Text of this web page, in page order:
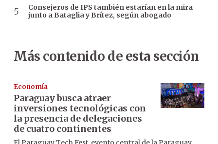
Consejeros de IPS también estarían en la mira
junto a Bataglia y Brítez, según abogado
Más contenido de esta sección
Economía
Paraguay busca atraer
inversiones tecnológicas con
la presencia de delegaciones
de cuatro continentes